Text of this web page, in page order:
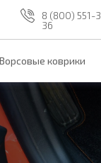
8 (800) 551-
36
Ворсовые коврики